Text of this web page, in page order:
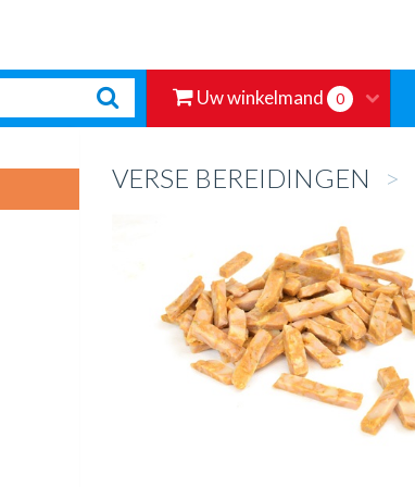
Uw winkelmand 0
VERSE BEREIDINGEN >